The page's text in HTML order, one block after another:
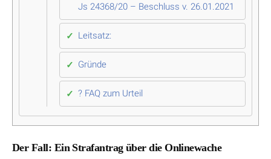
Js 24368/20 – Beschluss v. 26.01.2021
Leitsatz:
Gründe
? FAQ zum Urteil
Der Fall: Ein Strafantrag über die Onlinewache